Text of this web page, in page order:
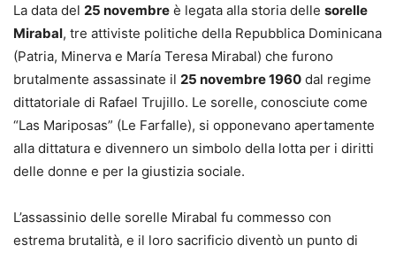
La data del 25 novembre è legata alla storia delle sorelle
Mirabal, tre attiviste politiche della Repubblica Dominicana
(Patria, Minerva e María Teresa Mirabal) che furono
brutalmente assassinate il 25 novembre 1960 dal regime
dittatoriale di Rafael Trujillo. Le sorelle, conosciute come
“Las Mariposas” (Le Farfalle), si opponevano apertamente
alla dittatura e divennero un simbolo della lotta per i diritti
delle donne e per la giustizia sociale.
L’assassinio delle sorelle Mirabal fu commesso con
estrema brutalità, e il loro sacrificio diventò un punto di